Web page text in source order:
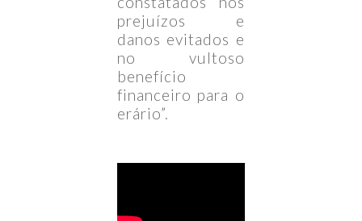
prejuízos e
danos evitados e
no vultoso
benefício
financeiro para o
erário”.